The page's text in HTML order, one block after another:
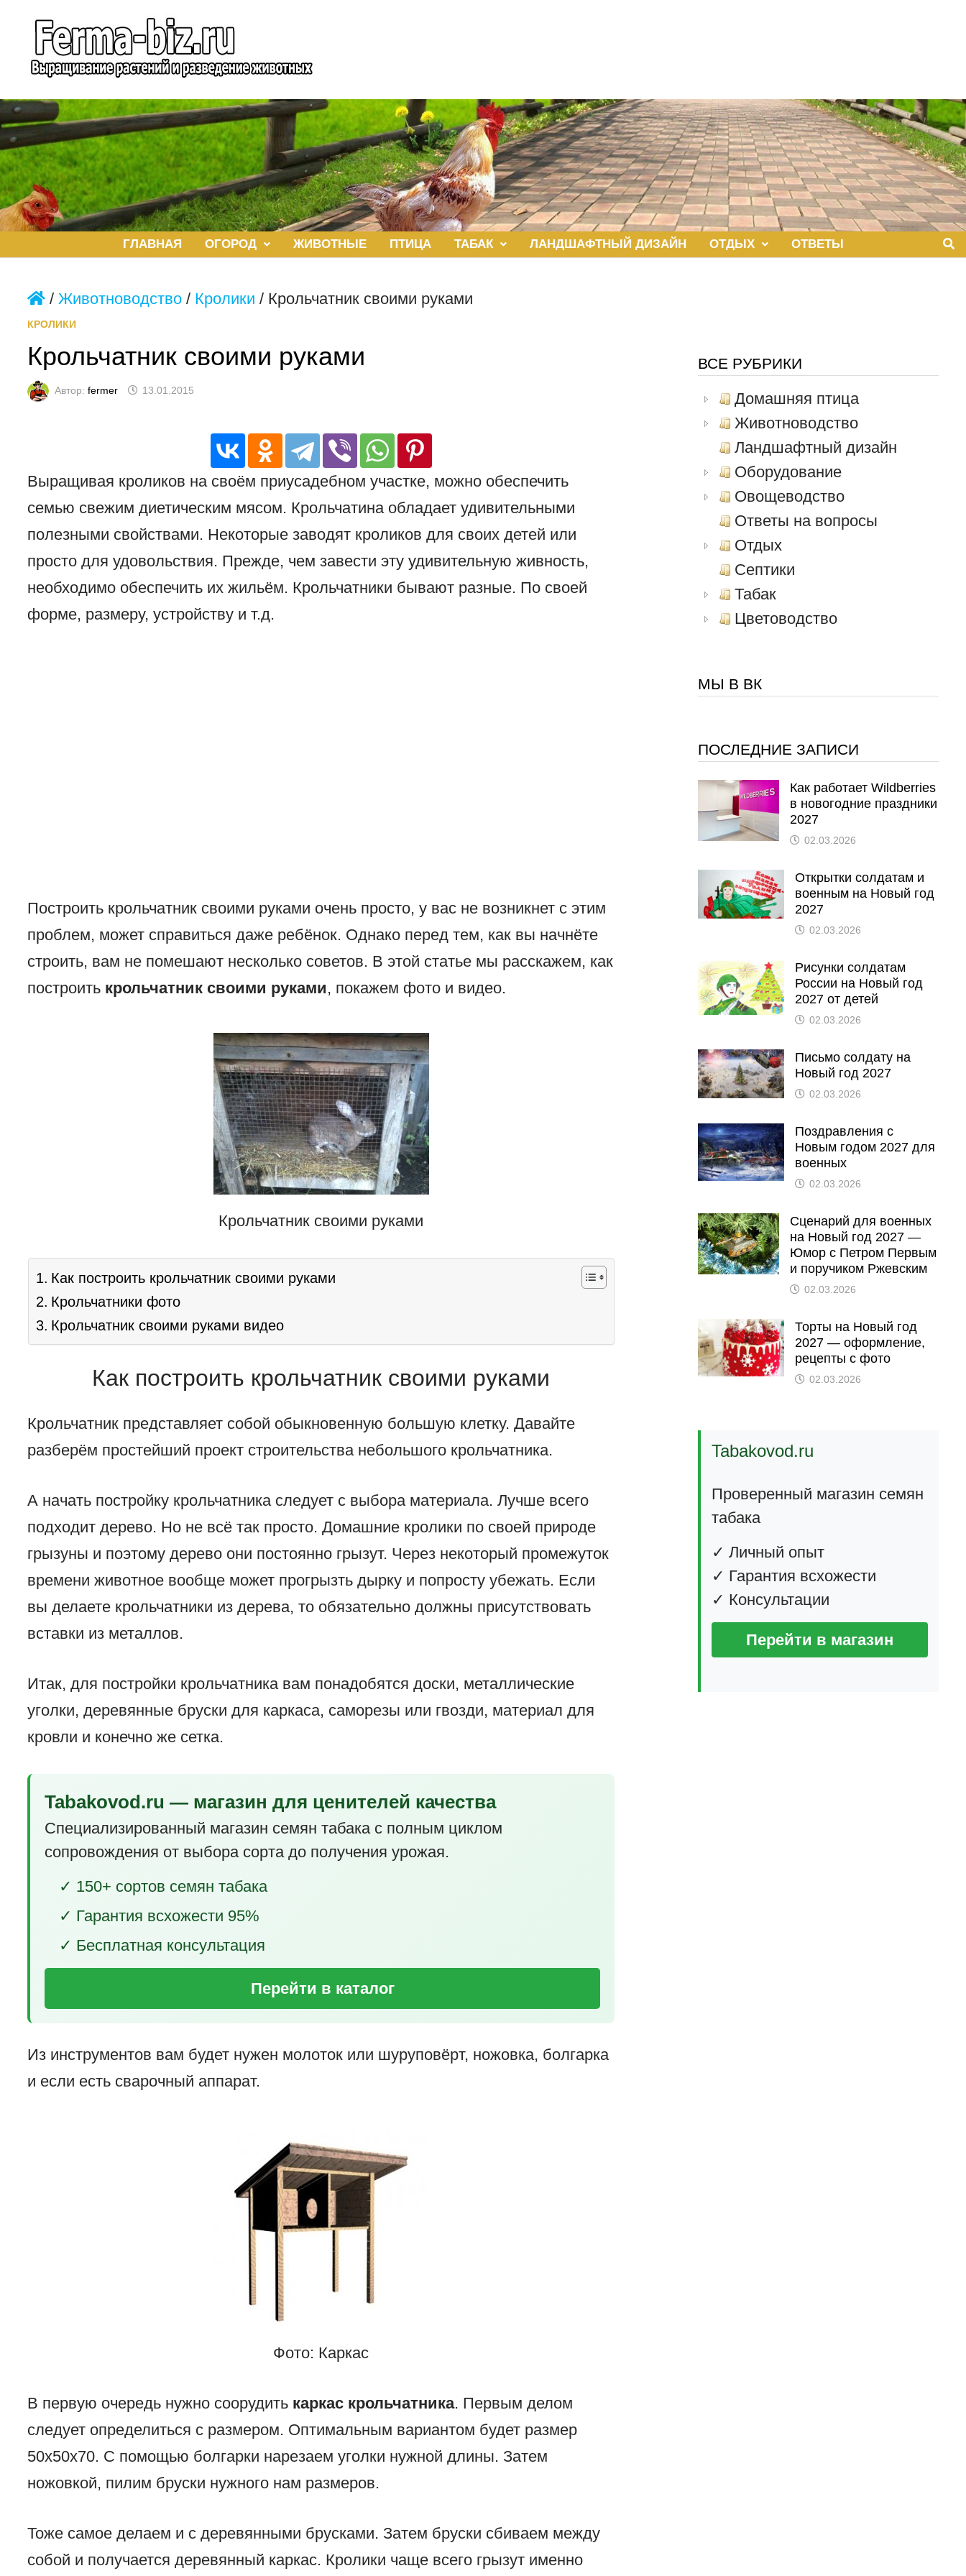
содержимому
ГЛАВНАЯ ОГОРОД ЖИВОТНЫЕ ПТИЦА ТАБАК ЛАНДШАФТНЫЙ ДИЗАЙН ОТДЫХ ОТВЕТЫ
/Животноводство / Кролики / Крольчатник своими руками
КРОЛИКИ
Крольчатник своими руками
Автор:fermer 13.01.2015
Выращивая кроликов на своём приусадебном участке, можно обеспечить
семью свежим диетическим мясом. Крольчатина обладает удивительными
полезными свойствами. Некоторые заводят кроликов для своих детей или
просто для удовольствия. Прежде, чем завести эту удивительную живность,
необходимо обеспечить их жильём. Крольчатники бывают разные. По своей
форме, размеру, устройству и т.д.
Построить крольчатник своими руками очень просто, у вас не возникнет с этим
проблем, может справиться даже ребёнок. Однако перед тем, как вы начнёте
строить, вам не помешают несколько советов. В этой статье мы расскажем, как
построить крольчатник своими руками, покажем фото и видео.
Крольчатник своими руками
Как построить крольчатник своими руками
Крольчатники фото
Крольчатник своими руками видео
Как построить крольчатник своими руками
Крольчатник представляет собой обыкновенную большую клетку. Давайте
разберём простейший проект строительства небольшого крольчатника.
А начать постройку крольчатника следует с выбора материала. Лучше всего
подходит дерево. Но не всё так просто. Домашние кролики по своей природе
грызуны и поэтому дерево они постоянно грызут. Через некоторый промежуток
времени животное вообще может прогрызть дырку и попросту убежать. Если
вы делаете крольчатники из дерева, то обязательно должны присутствовать
вставки из металлов.
Итак, для постройки крольчатника вам понадобятся доски, металлические
уголки, деревянные бруски для каркаса, саморезы или гвозди, материал для
кровли и конечно же сетка.
Tabakovod.ru — магазин для ценителей качества
Специализированный магазин семян табака с полным циклом
сопровождения от выбора сорта до получения урожая.
✓ 150+ сортов семян табака
✓ Гарантия всхожести 95%
✓ Бесплатная консультация
Перейти в каталог
Из инструментов вам будет нужен молоток или шуруповёрт, ножовка, болгарка
и если есть сварочный аппарат.
Фото: Каркас
В первую очередь нужно соорудить каркас крольчатника. Первым делом
следует определиться с размером. Оптимальным вариантом будет размер
50x50x70. С помощью болгарки нарезаем уголки нужной длины. Затем
ножовкой, пилим бруски нужного нам размеров.
Тоже самое делаем и с деревянными брусками. Затем бруски сбиваем между
собой и получается деревянный каркас. Кролики чаще всего грызут именно
ВСЕ РУБРИКИ
Домашняя птица
Животноводство
Ландшафтный дизайн
Оборудование
Овощеводство
Ответы на вопросы
Отдых
Септики
Табак
Цветоводство
МЫ В ВК
ПОСЛЕДНИЕ ЗАПИСИ
Как работает Wildberries
в новогодние праздники
2027
02.03.2026
Открытки солдатам и
военным на Новый год
2027
02.03.2026
Рисунки солдатам
России на Новый год
2027 от детей
02.03.2026
Письмо солдату на
Новый год 2027
02.03.2026
Поздравления с
Новым годом 2027 для
военных
02.03.2026
Сценарий для военных
на Новый год 2027 —
Юмор с Петром Первым
и поручиком Ржевским
02.03.2026
Торты на Новый год
2027 — оформление,
рецепты с фото
02.03.2026
Tabakovod.ru
Проверенный магазин семян
табака
✓ Личный опыт
✓ Гарантия всхожести
✓ Консультации
Перейти в магазин